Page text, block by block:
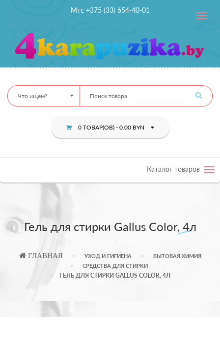
Мтс +375 (33) 654-40-01
Toggle
Что ищем?
0 ТОВАР(ОВ) - 0.00 BYN
Каталог товаров
Гель для стирки Gallus Color, 4л
ГЛАВНАЯ УХОД И ГИГИЕНА
БЫТОВАЯ ХИМИЯ
СРЕДСТВА ДЛЯ СТИРКИ
ГЕЛЬ ДЛЯ СТИРКИ GALLUS COLOR, 4Л